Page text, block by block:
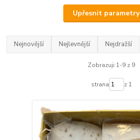
Upřesnit parametry
Nejnovější Nejlevnější Nejdražší
Zobrazuji 1-9 z 9
strana z 1